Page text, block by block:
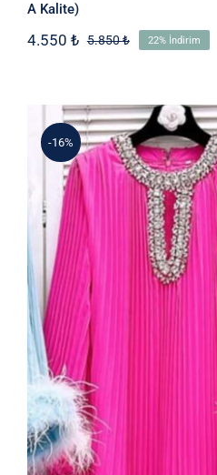
A Kalite)
5.850₺Orijinal
4.550 ₺
Şu
4.550 ₺.
22% İndirim
-16%